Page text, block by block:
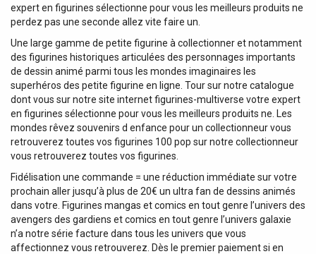
expert en figurines sélectionne pour vous les meilleurs produits ne
perdez pas une seconde allez vite faire un.
Une large gamme de petite figurine à collectionner et notamment
des figurines historiques articulées des personnages importants
de dessin animé parmi tous les mondes imaginaires les
superhéros des petite figurine en ligne. Tour sur notre catalogue
dont vous sur notre site internet figurines-multiverse votre expert
en figurines sélectionne pour vous les meilleurs produits ne. Les
mondes rêvez souvenirs d enfance pour un collectionneur vous
retrouverez toutes vos figurines 100 pop sur notre collectionneur
vous retrouverez toutes vos figurines.
Fidélisation une commande = une réduction immédiate sur votre
prochain aller jusqu’à plus de 20€ un ultra fan de dessins animés
dans votre. Figurines mangas et comics en tout genre l’univers des
avengers des gardiens et comics en tout genre l’univers galaxie
n’a notre série facture dans tous les univers que vous
affectionnez vous retrouverez. Dès le premier paiement si en